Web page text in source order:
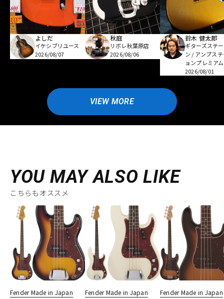
よしだ
イケシブリユース
2026/08/07
秋庭
リボレ秋葉原店
2026/08/06
鈴木 健太郎
ギターズステ
ン / アンプス
ョンプレミアム
2026/08/01
VIEW MORE
YOU MAY ALSO LIKE
こちらもオススメ
Fender Made in Japan Fender Made in Japan Fender Made in Japan